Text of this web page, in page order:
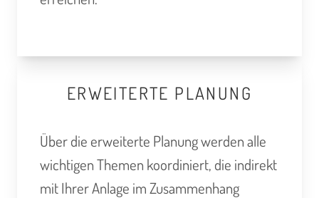
ERWEITERTE PLANUNG
Über die erweiterte Planung werden alle
wichtigen Themen koordiniert, die indirekt
mit Ihrer Anlage im Zusammenhang